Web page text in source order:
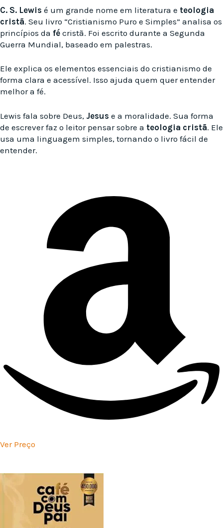
C. S. Lewis é um grande nome em literatura e teologia
cristã. Seu livro “Cristianismo Puro e Simples” analisa os
princípios da fé cristã. Foi escrito durante a Segunda
Guerra Mundial, baseado em palestras.
Ele explica os elementos essenciais do cristianismo de
forma clara e acessível. Isso ajuda quem quer entender
melhor a fé.
Lewis fala sobre Deus, Jesus e a moralidade. Sua forma
de escrever faz o leitor pensar sobre a teologia cristã. Ele
usa uma linguagem simples, tornando o livro fácil de
entender.
Ver Preço